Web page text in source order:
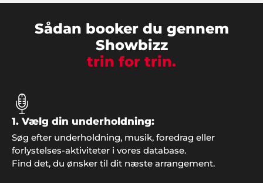
"Vi er super tilfredse med den helt igennem
fantastiske service. Tak for hjælpen med
underholdningen til vores fest".
Sådan booker du gennem
Showbizz
trin for trin.
1. Vælg din underholdning:
Søg efter underholdning, musik, foredrag eller
forlystelses-aktiviteter i vores database.
Find det, du ønsker til dit næste arrangement.